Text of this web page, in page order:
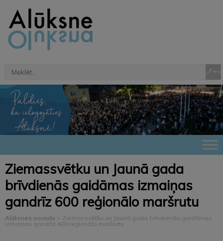
Ziemassvētku un Jaunā gada
brīvdienās gaidāmas izmaiņas
gandrīz 600 reģionālo maršrutu
Alūksnes novads > Ziemassvētku un Jaunā gada brīvdienās gaidāmas
izmaiņas gandrīz 600 reģionālo maršrutu